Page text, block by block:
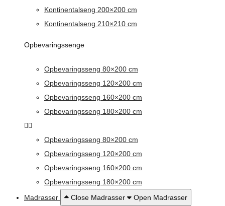
Kontinentalseng 200×200 cm
Kontinentalseng 210×210 cm
Opbevaringssenge
Opbevaringsseng 80×200 cm
Opbevaringsseng 120×200 cm
Opbevaringsseng 160×200 cm
Opbevaringsseng 180×200 cm
Opbevaringsseng 80×200 cm
Opbevaringsseng 120×200 cm
Opbevaringsseng 160×200 cm
Opbevaringsseng 180×200 cm
Madrasser
Close Madrasser Open Madrasser